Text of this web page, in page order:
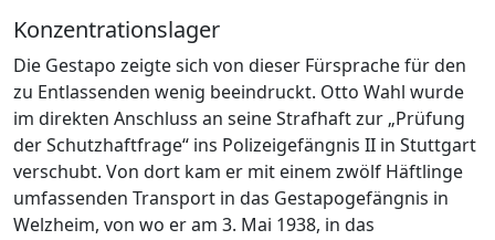
Konzentrationslager
Die Gestapo zeigte sich von dieser Fürsprache für den
zu Entlassenden wenig beeindruckt. Otto Wahl wurde
im direkten Anschluss an seine Strafhaft zur „Prüfung
der Schutzhaftfrage“ ins Polizeigefängnis II in Stuttgart
verschubt. Von dort kam er mit einem zwölf Häftlinge
umfassenden Transport in das Gestapogefängnis in
Welzheim, von wo er am 3. Mai 1938, in das